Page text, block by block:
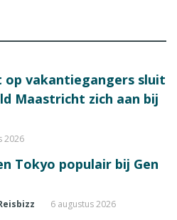
op vakantiegangers sluit
Maastricht zich aan bij
2026
Tokyo populair bij Gen
6 augustus 2026